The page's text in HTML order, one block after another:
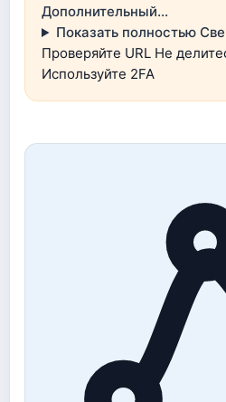
Дополнительный…
Показать полностью
Проверяйте URL Не
Используйте 2FA